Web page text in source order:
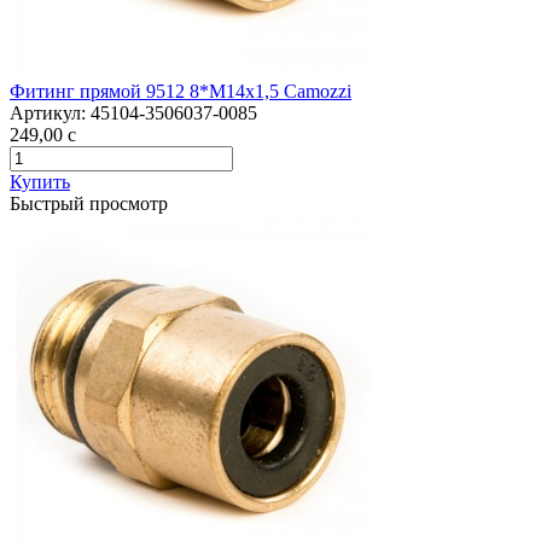
Фитинг прямой 9512 8*М14х1,5 Camozzi
Артикул: 45104-3506037-0085
249,00 c
Купить
Быстрый просмотр